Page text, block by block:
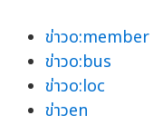
ข่าวo:member
ข่าวo:bus
ข่าวo:loc
ข่าวen